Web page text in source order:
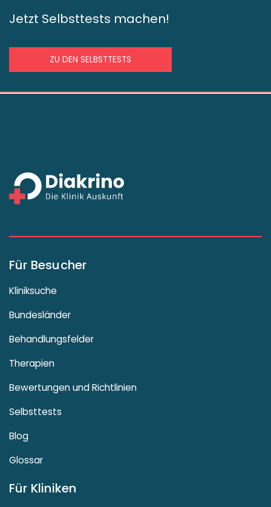
Jetzt Selbsttests machen!
ZU DEN SELBSTTESTS
Für Besucher
Kliniksuche
Bundesländer
Behandlungsfelder
Therapien
Bewertungen und Richtlinien
Selbsttests
Blog
Glossar
Für Kliniken